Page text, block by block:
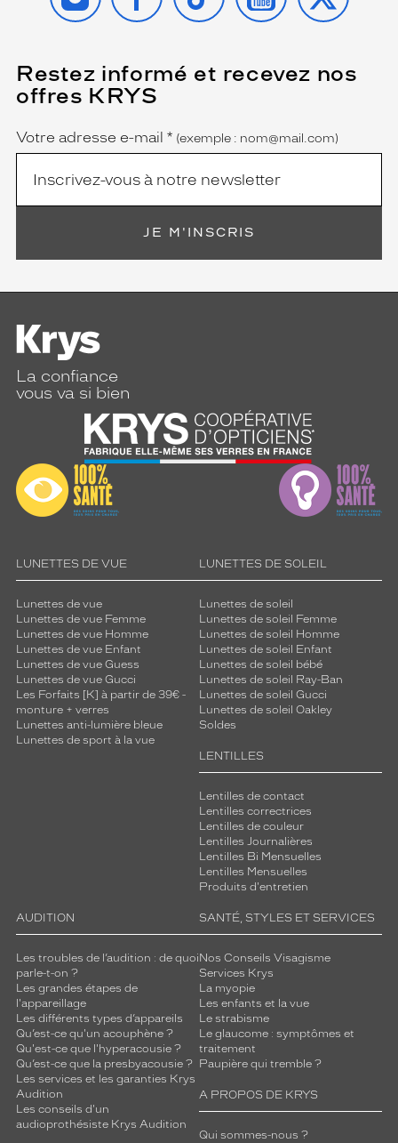
Restez informé et recevez nos
offres KRYS
Name
Votre adresse e-mail *
(Ce
champ
est
(exemple : nom@mail.com)
JE M'INSCRIS
La confiance
vous va si bien
LUNETTES DE VUE
Lunettes de vue
Lunettes de vue Femme
Lunettes de vue Homme
Lunettes de vue Enfant
Lunettes de vue Guess
Lunettes de vue Gucci
Les Forfaits [K] à partir de 39€ -
monture + verres
Lunettes anti-lumière bleue
Lunettes de sport à la vue
LUNETTES DE SOLEIL
Lunettes de soleil
Lunettes de soleil Femme
Lunettes de soleil Homme
Lunettes de soleil Enfant
Lunettes de soleil bébé
Lunettes de soleil Ray-Ban
Lunettes de soleil Gucci
Lunettes de soleil Oakley
Soldes
LENTILLES
Lentilles de contact
Lentilles correctrices
Lentilles de couleur
Lentilles Journalières
Lentilles Bi Mensuelles
Lentilles Mensuelles
Produits d'entretien
AUDITION
Les troubles de l’audition : de quoi
parle-t-on ?
Les grandes étapes de
l'appareillage
Les différents types d’appareils
Qu’est-ce qu'un acouphène ?
Qu'est-ce que l'hyperacousie ?
Qu’est-ce que la presbyacousie ?
Les services et les garanties Krys
Audition
Les conseils d'un
audioprothésiste Krys Audition
SANTÉ, STYLES ET SERVICES
Nos Conseils Visagisme
Services Krys
La myopie
Les enfants et la vue
Le strabisme
Le glaucome : symptômes et
traitement
Paupière qui tremble ?
A PROPOS DE KRYS
Qui sommes-nous ?